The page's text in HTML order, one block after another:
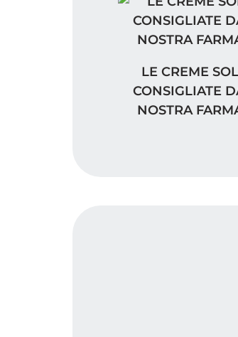
LE CREME
LE CREME
CONSIGLIATE
NOSTRA